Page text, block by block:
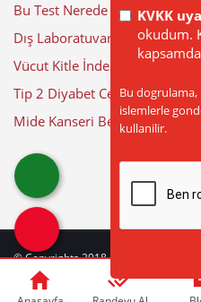
KVKK
okudum.
Bu
islemlerle
kullanilir.
Bu Test Nerede Yapılıyor?
Dış Laboratuvar Sonuçları
Vücut Kitle İndeksi Hesaplama
Tip 2 Diyabet Cerrahisi
Mide Kanseri Belirtileri
© Copyrights 2018 - 2026 BÜYÜK
web Güncelleme